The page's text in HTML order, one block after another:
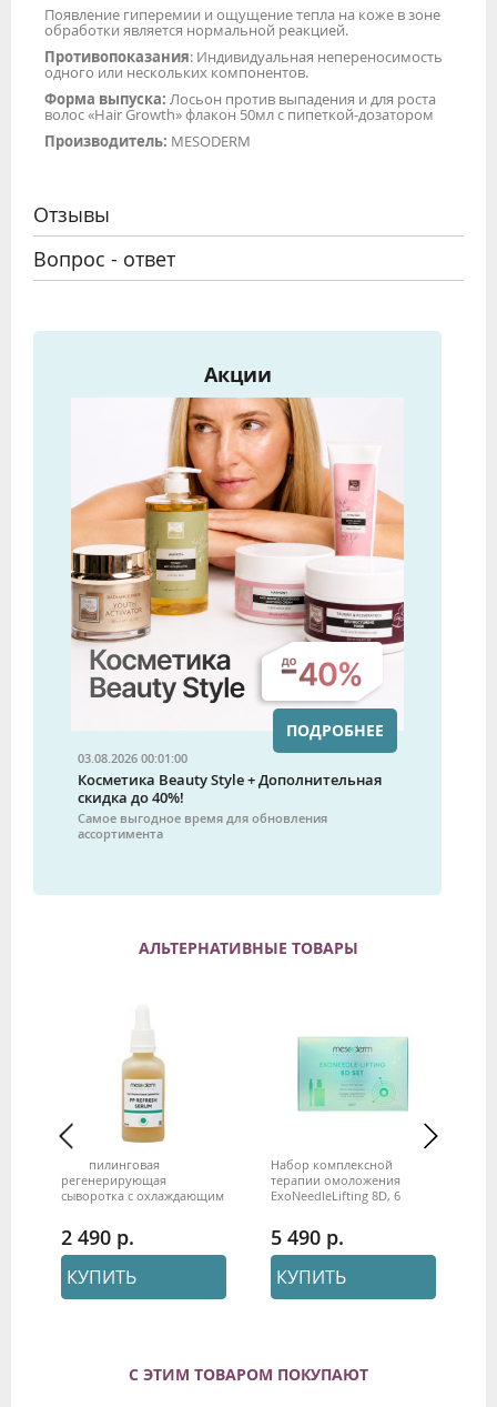
Появление гиперемии и ощущение тепла на коже в зоне
обработки является нормальной реакцией.
Противопоказания: Индивидуальная непереносимость
одного или нескольких компонентов.
Форма выпуска: Лосьон против выпадения и для роста
волос «Hair Growth» флакон 50мл с пипеткой-дозатором
Производитель: MESODERM
Отзывы
Вопрос - ответ
Акции
03.08.2026 00:01:00
Косметика Beauty Style + Дополнительная
скидка до 40%!
Самое выгодное время для обновления
ассортимента
ПОДРОБНЕЕ
АЛЬТЕРНАТИВНЫЕ ТОВАРЫ
Постпилинговая
регенерирующая
сыворотка с охлаждающим
serum" 50 мл, Mesoderm
2 490
КУПИТЬ
Набор комплексной
терапии омоложения
ExoNeedleLifting 8D, 6
5 490
КУПИТЬ
С ЭТИМ ТОВАРОМ ПОКУПАЮТ